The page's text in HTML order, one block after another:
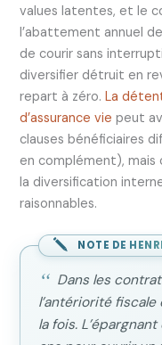
values latentes, et le
l’abattement annuel
de courir sans
diversifier détruit en
repart à zéro.La
d’assurance vie peut
clauses bénéficiaires
en complément), mais
la diversification
raisonnables.
NOTE DE HENRI
Dans les
l’antériorité
la fois.